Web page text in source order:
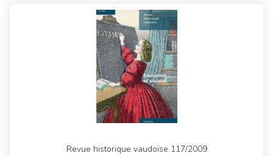
Revue historique vaudoise 117/2009